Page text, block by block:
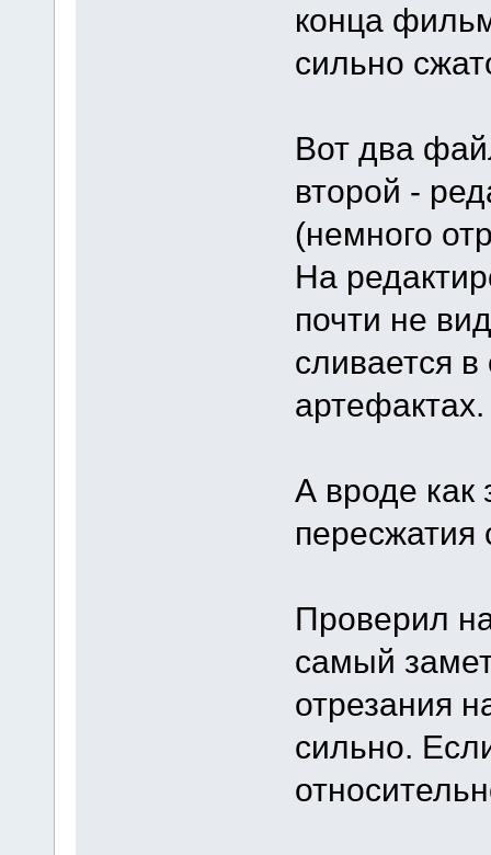
конца
сильно
Вот два
второй -
(немного
На
почти не
сливается
артефактах.
А вроде как
Проверил
самый
отрезания
сильно.